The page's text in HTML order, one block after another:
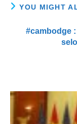
YOU MIGHT
#cambodge